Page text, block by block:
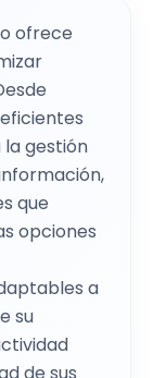
ofrece
gestión
que
opciones
a
su